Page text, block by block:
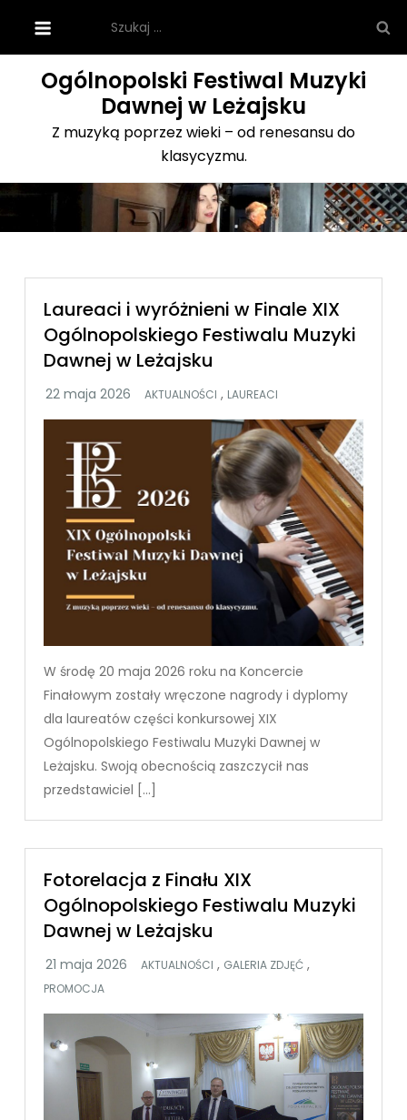
content
Ogólnopolski Festiwal Muzyki
Dawnej w Leżajsku
Z muzyką poprzez wieki – od renesansu do
klasycyzmu.
Laureaci i wyróżnieni w Finale XIX
Ogólnopolskiego Festiwalu Muzyki
Dawnej w Leżajsku
AKTUALNOŚCI , LAUREACI
W środę 20 maja 2026 roku na Koncercie
Finałowym zostały wręczone nagrody i dyplomy
dla laureatów części konkursowej XIX
Ogólnopolskiego Festiwalu Muzyki Dawnej w
Leżajsku. Swoją obecnością zaszczycił nas
przedstawiciel […]
Fotorelacja z Finału XIX
Ogólnopolskiego Festiwalu Muzyki
Dawnej w Leżajsku
AKTUALNOŚCI , GALERIA ZDJĘĆ ,
PROMOCJA